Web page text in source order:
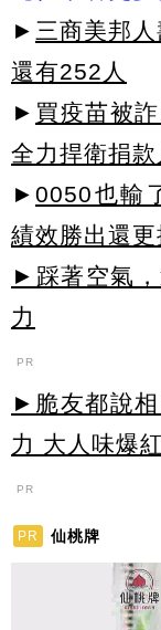
► 三商美邦
還有252人
► 買疫苗被
全力捍衛捐款
► 0050也輸
績效勝出還更
►踩著空氣
力
PR
►脆友都說
力 大人味爆紅
PR
PR 仙桃牌